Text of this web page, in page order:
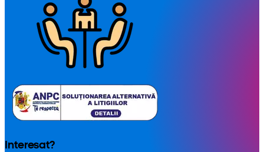
Interesat?